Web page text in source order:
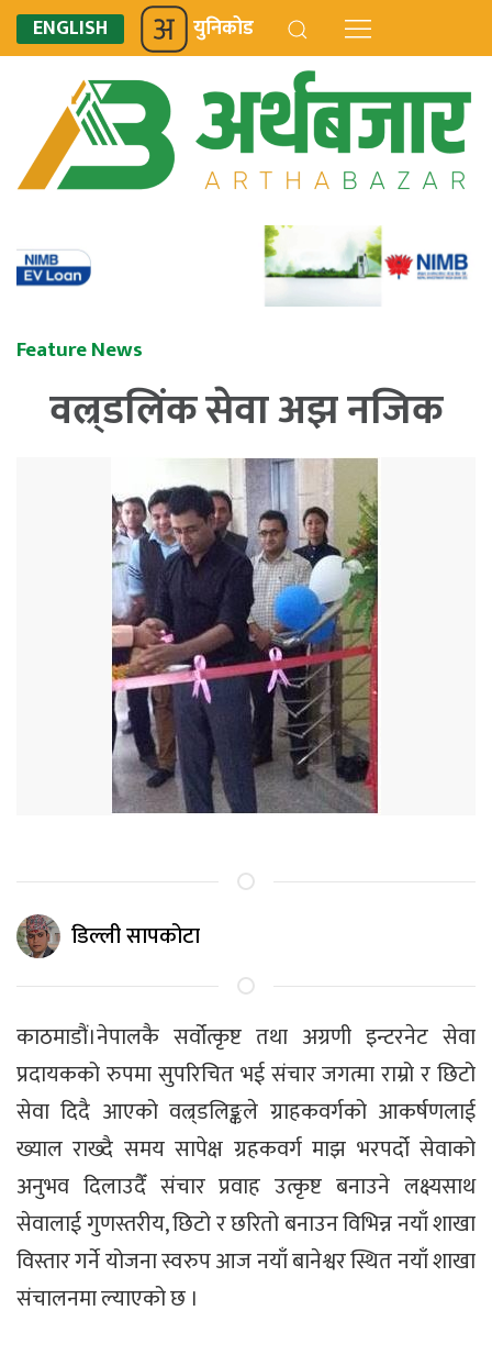
ENGLISH युनिकोड
Feature News
वल्र्डलिंक सेवा अझ नजिक
डिल्ली सापकोटा
काठमाडौं।नेपालकै सर्वोत्कृष्ट तथा अग्रणी इन्टरनेट सेवा
प्रदायकको रुपमा सुपरिचित भई संचार जगत्मा राम्रो र छिटो
सेवा दिदै आएको वल्र्डलिङ्कले ग्राहकवर्गको आकर्षणलाई
ख्याल राख्दै समय सापेक्ष ग्रहकवर्ग माझ भरपर्दो सेवाको
अनुभव दिलाउदैँ संचार प्रवाह उत्कृष्ट बनाउने लक्ष्यसाथ
सेवालाई गुणस्तरीय, छिटो र छरितो बनाउन विभिन्न नयाँ शाखा
विस्तार गर्ने योजना स्वरुप आज नयाँ बानेश्वर स्थित नयाँ शाखा
संचालनमा ल्याएको छ ।